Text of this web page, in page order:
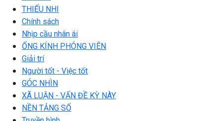
THIẾU NHI
Chính sách
Nhịp cầu nhân ái
ỐNG KÍNH PHÓNG VIÊN
Giải trí
Người tốt - Việc tốt
GÓC NHÌN
XÃ LUẬN - VẤN ĐỀ KỲ NÀY
NỀN TẢNG SỐ